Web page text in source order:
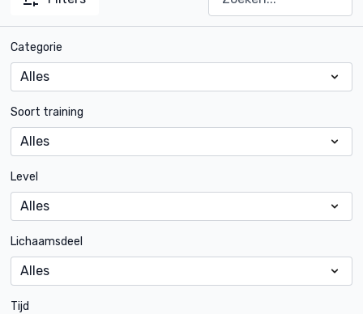
Categorie
Soort training
Level
Lichaamsdeel
Tijd